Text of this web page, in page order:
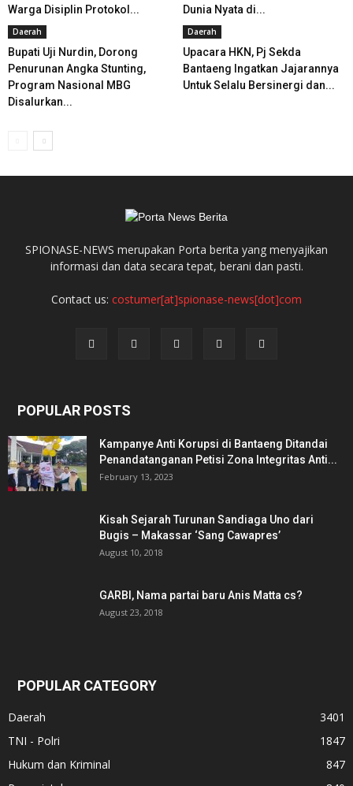
Warga Disiplin Protokol...
Dunia Nyata di...
Daerah
Bupati Uji Nurdin, Dorong
Penurunan Angka Stunting,
Program Nasional MBG
Disalurkan...
Daerah
Upacara HKN, Pj Sekda
Bantaeng Ingatkan Jajarannya
Untuk Selalu Bersinergi dan...
SPIONASE-NEWS merupakan Porta berita yang menyajikan
informasi dan data secara tepat, berani dan pasti.
Contact us: costumer[at]spionase-news[dot]com
POPULAR POSTS
Kampanye Anti Korupsi di Bantaeng Ditandai
Penandatanganan Petisi Zona Integritas Anti...
February 13, 2023
Kisah Sejarah Turunan Sandiaga Uno dari
Bugis – Makassar ‘Sang Cawapres’
August 10, 2018
GARBI, Nama partai baru Anis Matta cs?
August 23, 2018
POPULAR CATEGORY
Daerah
3401
TNI - Polri
1847
Hukum dan Kriminal
847